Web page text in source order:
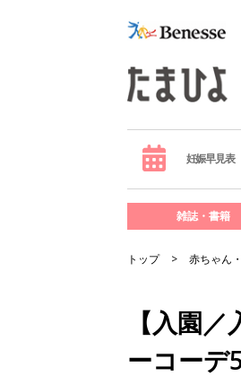
妊娠早見表
雑誌・書籍
トップ 赤ちゃん
【入園
ーコーデ